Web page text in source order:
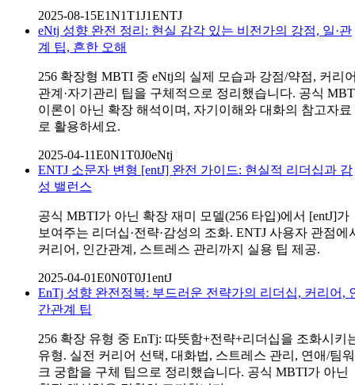
2025-08-15E1N1T1J1ENTJ
eNtj 성향 완전 정리: 현실 감각 있는 비전가의 강점, 일·관
계 팁, 흔한 오해
256 확장형 MBTI 중 eNtj의 실제 모습과 강점/약점, 커리
관계·자기관리 팁을 구체적으로 정리했습니다. 공식
이론이 아닌 확장 해석이며, 자기이해와 대화의 참고자료
로 활용하세요.
2025-04-11E0N1T0J0eNtj
ENTJ 소문자 변형 [entJ] 완전 가이드: 현실적 리더십과 감
성 밸런스
공식 MBTI가 아닌 확장 재미 모델(256 타입)에서 [entJ]가
보여주는 리더십·전략·감성의 조화. ENTJ 사용자 관점에
커리어, 인간관계, 스트레스 관리까지 실용 팁 제공.
2025-04-01E0N0T0J1entJ
EnTj 성향 완전정복: 부드러운 전략가의 리더십, 커리어,
간관계 팁
256 확장 유형 중 EnTj: 따뜻함+전략+리더십을 조화시키
유형. 실전 커리어 선택, 대화법, 스트레스 관리, 연애/팀워
크 궁합을 구체 팁으로 정리했습니다. 공식 MBTI가 아닌